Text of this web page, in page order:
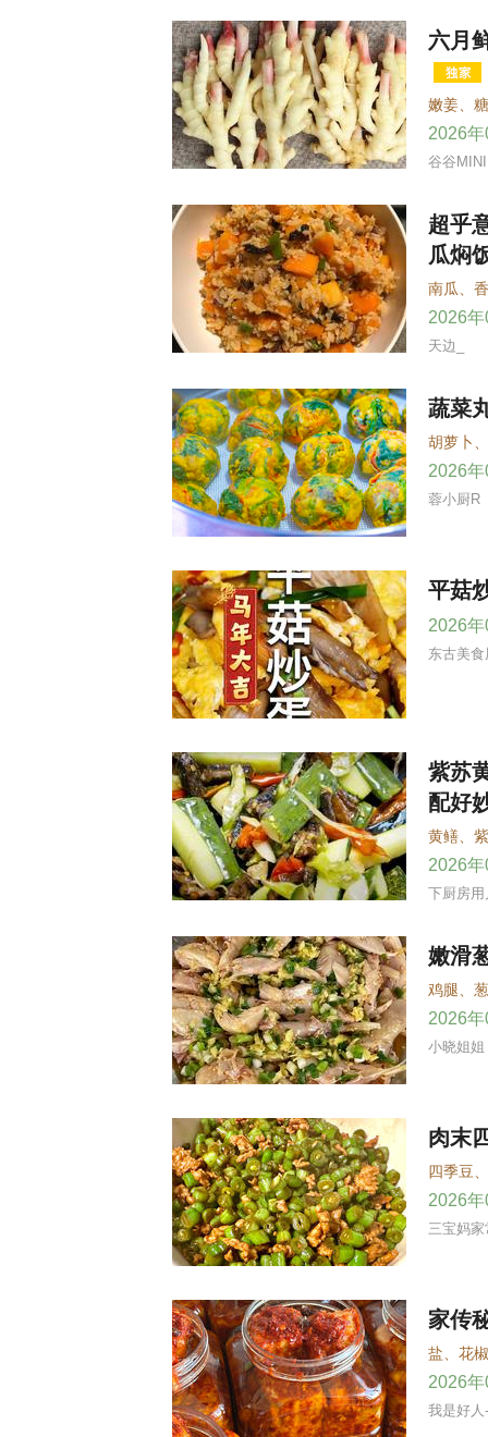
六月
嫩姜 、
2026
谷谷MINI
超乎
瓜焖
南瓜 、
2026
天边_
蔬菜
胡萝卜
2026
蓉小厨R
平菇
2026
东古美
紫苏
配好
黄鳝 、
2026
下厨房
嫩滑
鸡腿 、
2026
小晓姐姐
肉末
四季豆
2026
三宝妈
家传
盐 、花
2026
我是好人